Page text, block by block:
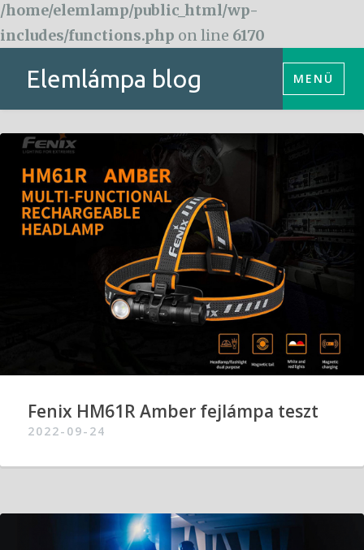
/home/elemlamp/public_html/wp-
includes/functions.php on line 6170
Elemlámpa blog MENÜ
Fenix HM61R Amber fejlámpa teszt
2022-09-24